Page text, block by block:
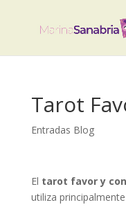
Tarot
Entradas Blog
El tarot favor y
utiliza